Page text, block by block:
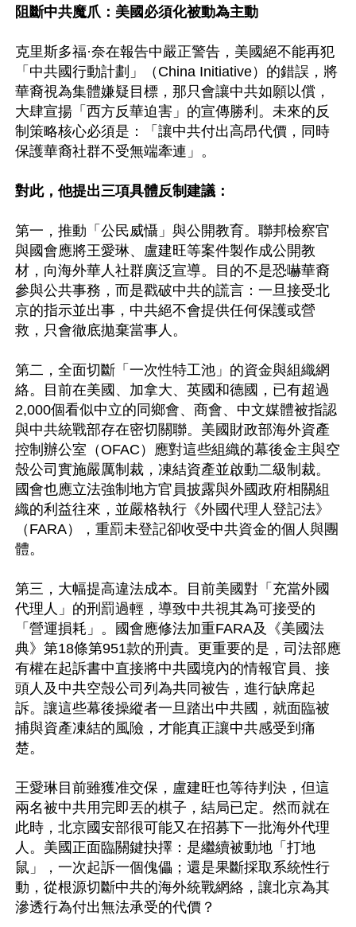
阻斷中共魔爪：美國必須化被動為主動
克里斯多福·奈在報告中嚴正警告，美國絕不能再犯
「中共國行動計劃」（China Initiative）的錯誤，將
華裔視為集體嫌疑目標，那只會讓中共如願以償，
大肆宣揚「西方反華迫害」的宣傳勝利。未來的反
制策略核心必須是：「讓中共付出高昂代價，同時
保護華裔社群不受無端牽連」。
對此，他提出三項具體反制建議：
第一，推動「公民威懾」與公開教育。聯邦檢察官
與國會應將王愛琳、盧建旺等案件製作成公開教
材，向海外華人社群廣泛宣導。目的不是恐嚇華裔
參與公共事務，而是戳破中共的謊言：一旦接受北
京的指示並出事，中共絕不會提供任何保護或營
救，只會徹底拋棄當事人。
第二，全面切斷「一次性特工池」的資金與組織網
絡。目前在美國、加拿大、英國和德國，已有超過
2,000個看似中立的同鄉會、商會、中文媒體被指認
與中共統戰部存在密切關聯。美國財政部海外資產
控制辦公室（OFAC）應對這些組織的幕後金主與空
殼公司實施嚴厲制裁，凍結資產並啟動二級制裁。
國會也應立法強制地方官員披露與外國政府相關組
織的利益往來，並嚴格執行《外國代理人登記法》
（FARA），重罰未登記卻收受中共資金的個人與團
體。
第三，大幅提高違法成本。目前美國對「充當外國
代理人」的刑罰過輕，導致中共視其為可接受的
「營運損耗」。國會應修法加重FARA及《美國法
典》第18條第951款的刑責。更重要的是，司法部應
有權在起訴書中直接將中共國境內的情報官員、接
頭人及中共空殼公司列為共同被告，進行缺席起
訴。讓這些幕後操縱者一旦踏出中共國，就面臨被
捕與資產凍結的風險，才能真正讓中共感受到痛
楚。
王愛琳目前雖獲准交保，盧建旺也等待判決，但這
兩名被中共用完即丟的棋子，結局已定。然而就在
此時，北京國安部很可能又在招募下一批海外代理
人。美國正面臨關鍵抉擇：是繼續被動地「打地
鼠」，一次起訴一個傀儡；還是果斷採取系統性行
動，從根源切斷中共的海外統戰網絡，讓北京為其
滲透行為付出無法承受的代價？